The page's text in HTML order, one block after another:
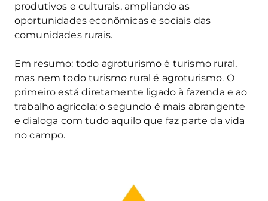
produtivos e culturais, ampliando as
oportunidades econômicas e sociais das
comunidades rurais.
Em resumo: todo agroturismo é turismo rural,
mas nem todo turismo rural é agroturismo. O
primeiro está diretamente ligado à fazenda e ao
trabalho agrícola; o segundo é mais abrangente
e dialoga com tudo aquilo que faz parte da vida
no campo.